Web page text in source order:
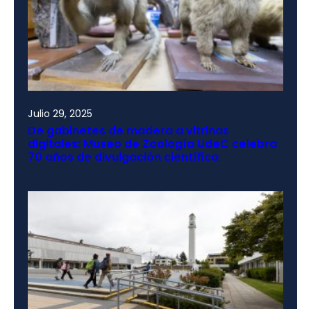
Julio 29, 2025
De gabinetes de madera a vitrinas
digitales: Museo de Zoología UdeC celebra
70 años de divulgación científica